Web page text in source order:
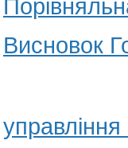
Висновок